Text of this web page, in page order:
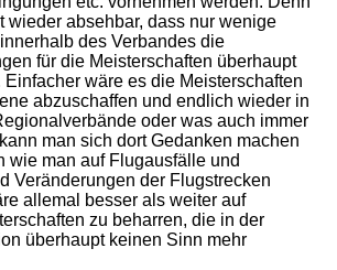
wieder absehbar, dass nur wenige
des Verbandes die
für die Meisterschaften überhaupt
wäre es die Meisterschaften
abzuschaffen und endlich wieder in
oder was auch immer
man sich dort Gedanken machen
wie man auf Flugausfälle und
Veränderungen der Flugstrecken
allemal besser als weiter auf
zu beharren, die in der
überhaupt keinen Sinn mehr